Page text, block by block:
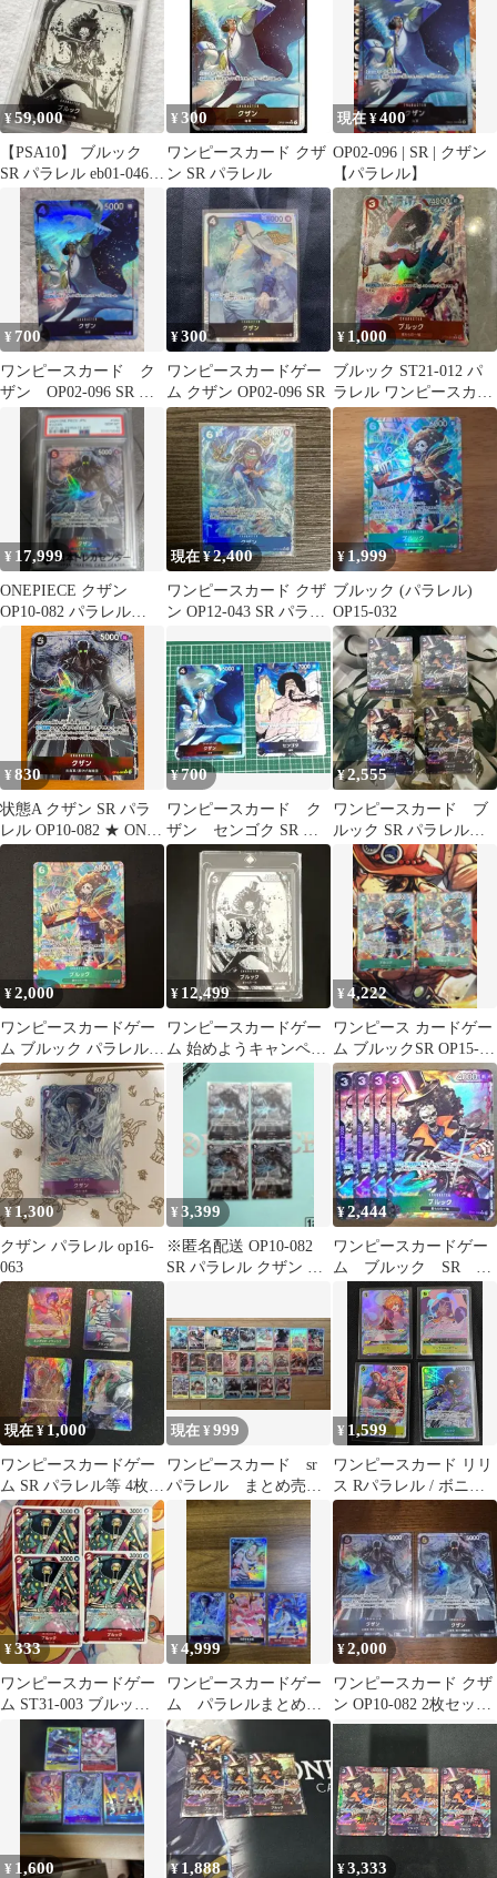
¥59,000
【PSA10】 ブルック
SR パラレル eb01-046
始めようキャンペーン
¥ 300
ワンピースカード クザ
ン SR パラレル
現在 ¥400
OP02-096 | SR | クザン
【パラレル】
¥ 700
ワンピースカード ク
ザン OP02-096 SR パ
ラレル ONE PIECE
¥300
ワンピースカードゲー
ム クザン OP02-096 SR
¥ 1,000
ブルック ST21-012 パ
ラレル ワンピースカー
ド
¥ 17,999
ONEPIECE クザン
OP10-082 パラレル
PSA10
現在 ¥2,400
ワンピースカード クザ
ン OP12-043 SR パラレ
¥1,999
ブルック (パラレル)
OP15-032
¥830
状態A クザン SR パラ
レル OP10-082 ★ ONE
PIECE ワンピースカー
ドゲーム
¥700
ワンピースカード ク
ザン センゴク SR パ
ラレル 即購入OK
¥2,555
ワンピースカード ブ
ルック SR パラレル
EB01-046
¥2,000
ワンピースカードゲー
ム ブルック パラレル
OP15-032
¥ 12,499
ワンピースカードゲー
ム 始めようキャンペー
ン ブルック SRパラレ
¥4,222
ワンピース カードゲー
ム ブルックSR OP15-
032 パラレル 2枚セット
¥1,300
クザン パラレル op16-
063
¥3,399
※匿名配送 OP10-082
SR パラレル クザン ワ
¥2,444
ワンピースカードゲー
ム ブルック SR パ
ラレルレア 4枚セット
現在 ¥1,000
ワンピースカードゲー
ム SR パラレル等 4枚セ
ット
現在 ¥999
ワンピースカード sr
パラレル まとめ売
り ルフィ クザン
シャンクス
¥ 1,599
ワンピースカード リリ
ス Rパラレル / ボニー
ブルック ワイパー SR4
¥333
ワンピースカードゲー
ム ST31-003 ブルック 4
枚セット
¥4,999
ワンピースカードゲー
ム パラレルまとめ売
り 3枚セット(Mr.3おま
け付)
¥2,000
ワンピースカード クザ
ン OP10-082 2枚セット
パラレル sr
¥ 1,600 ¥ 1,888 ¥3,333